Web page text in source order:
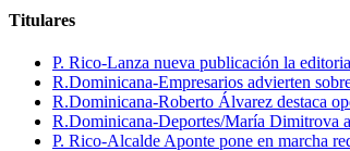
Titulares
P. Rico-Lanza nueva publicación la
R.Dominicana-Empresarios advierten
R.Dominicana-Roberto Álvarez destaca
R.Dominicana-Deportes/María Dimitrova
P. Rico-Alcalde Aponte pone en marcha